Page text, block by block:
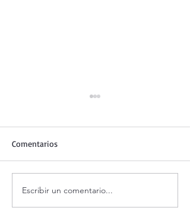
Adoración al Santísimo en
vivo / Perpetual Adoration
Comentarios
Escribir un comentario...